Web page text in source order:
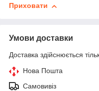
Приховати
Умови доставки
Доставка здійснюється
Нова Пошта
Самовивіз